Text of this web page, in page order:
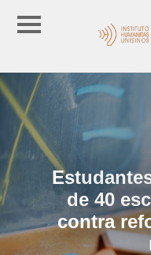
de 40
contra